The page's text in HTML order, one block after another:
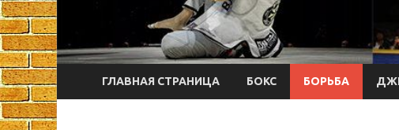
ГЛАВНАЯ СТРАНИЦА БОКС БОРЬБА